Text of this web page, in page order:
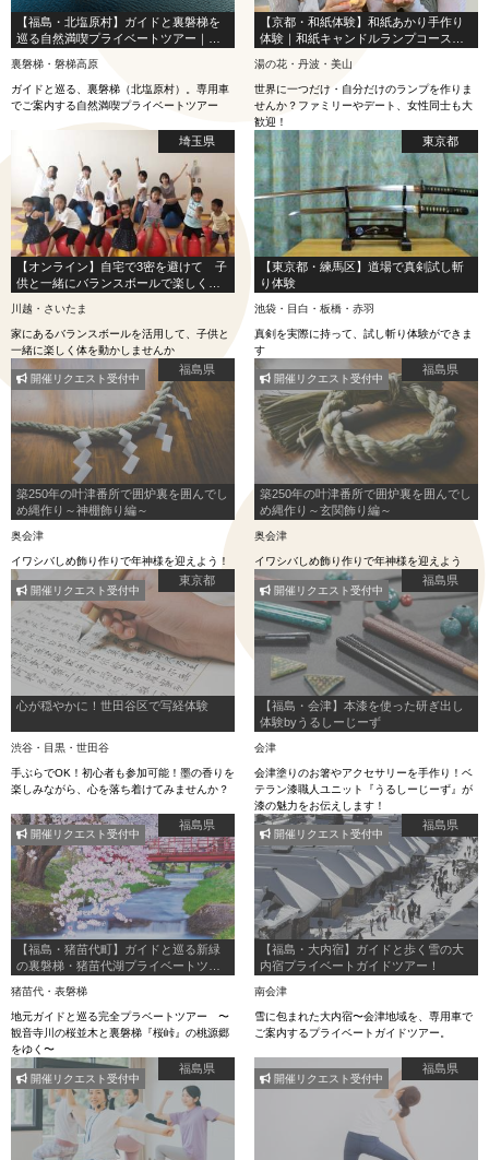
【福島・北塩原村】ガイドと裏磐梯を
巡る自然満喫プライベートツアー｜森
裏磐梯・磐梯高原
ガイドと巡る、裏磐梯（北塩原村）。専用車
でご案内する自然満喫プライベートツアー
【京都・和紙体験】和紙あかり手作り
体験｜和紙キャンドルランプコース｜
湯の花・丹波・美山
世界に一つだけ・自分だけのランプを作りま
せんか？ファミリーやデート、女性同士も大
歓迎！
埼玉県
【オンライン】自宅で3密を避けて 子
供と一緒にバランスボールで楽しく体
川越・さいたま
家にあるバランスボールを活用して、子供と
一緒に楽しく体を動かしませんか
東京都
【東京都・練馬区】道場で真剣試し斬
り体験
池袋・目白・板橋・赤羽
真剣を実際に持って、試し斬り体験ができま
す
福島県
築250年の叶津番所で囲炉裏を囲んでし
め縄作り～神棚飾り編～
奥会津
イワシバしめ飾り作りで年神様を迎えよう！
開催リクエスト受付中
福島県
築250年の叶津番所で囲炉裏を囲んでし
め縄作り～玄関飾り編～
奥会津
イワシバしめ飾り作りで年神様を迎えよう
開催リクエスト受付中
東京都
心が穏やかに！世田谷区で写経体験
渋谷・目黒・世田谷
手ぶらでOK！初心者も参加可能！墨の香りを
楽しみながら、心を落ち着けてみませんか？
開催リクエスト受付中
福島県
【福島・会津】本漆を使った研ぎ出し
体験byうるしーじーず
会津
会津塗りのお箸やアクセサリーを手作り！ベ
テラン漆職人ユニット『うるしーじーず』が
漆の魅力をお伝えします！
開催リクエスト受付中
福島県
【福島・猪苗代町】ガイドと巡る新緑
の裏磐梯・猪苗代湖プライベートツア
猪苗代・表磐梯
地元ガイドと巡る完全プラベートツアー 〜
観音寺川の桜並木と裏磐梯『桜峠』の桃源郷
をゆく〜
開催リクエスト受付中
福島県
【福島・大内宿】ガイドと歩く雪の大
内宿プライベートガイドツアー！
南会津
雪に包まれた大内宿〜会津地域を、専用車で
ご案内するプライベートガイドツアー。
開催リクエスト受付中
福島県
開催リクエスト受付中
福島県
開催リクエスト受付中